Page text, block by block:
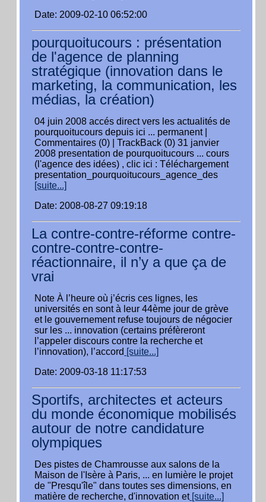
Date: 2009-02-10 06:52:00
pourquoitucours : présentation
de l'agence de planning
stratégique (innovation dans le
marketing, la communication, les
médias, la création)
04 juin 2008 accés direct vers les actualités de
pourquoitucours depuis ici ... permanent |
Commentaires (0) | TrackBack (0) 31 janvier
2008 presentation de pourquoitucours ... cours
(l'agence des idées) , clic ici : Téléchargement
presentation_pourquoitucours_agence_des
[suite...]
Date: 2008-08-27 09:19:18
La contre-contre-réforme contre-
contre-contre-contre-
réactionnaire, il n’y a que ça de
vrai
Note À l’heure où j’écris ces lignes, les
universités en sont à leur 44ème jour de grève
et le gouvernement refuse toujours de négocier
sur les ... innovation (certains préfèreront
l’appeler discours contre la recherche et
l’innovation), l’accord [suite...]
Date: 2009-03-18 11:17:53
Sportifs, architectes et acteurs
du monde économique mobilisés
autour de notre candidature
olympiques
Des pistes de Chamrousse aux salons de la
Maison de l'Isère à Paris, ... en lumière le projet
de "Presqu'île" dans toutes ses dimensions, en
matière de recherche, d'innovation et[suite...]